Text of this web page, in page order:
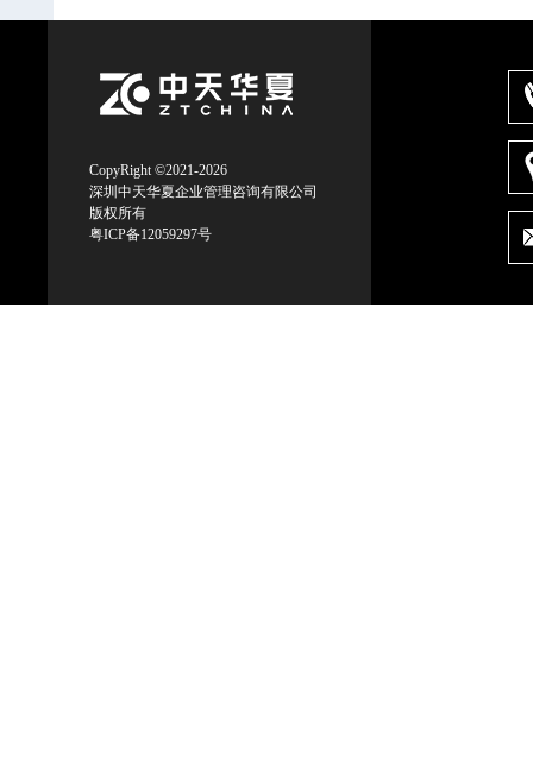
CopyRight ©2021-2026
深圳中天华夏企业管理咨询有限公司
版权所有
粤ICP备12059297号